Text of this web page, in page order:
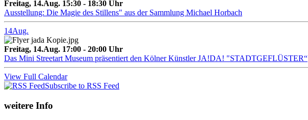
Freitag, 14.Aug. 15:30 - 18:30 Uhr
Ausstellung: Die Magie des Stillens" aus der Sammlung Michael Horbach
14Aug.
Freitag, 14.Aug. 17:00 - 20:00 Uhr
Das Mini Streetart Museum präsentiert den Kölner Künstler JA!DA! "STADTGEFLÜSTER“
View Full Calendar
Subscribe to RSS Feed
weitere Info